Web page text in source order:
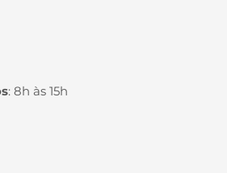
: 8h às 15h